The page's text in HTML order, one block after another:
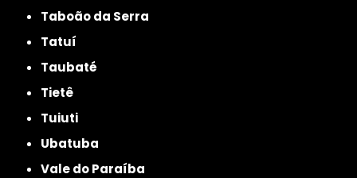
Taboão da Serra
Tatuí
Taubaté
Tietê
Tuiuti
Ubatuba
Vale do Paraíba